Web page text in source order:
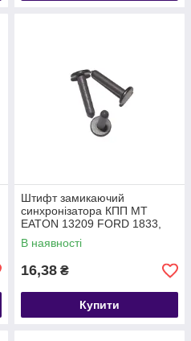
Штифт замикаючий
синхронізатора КПП МТ
EATON 13209 FORD 1833,
2533, 2633 T268512
GC467116CA
В наявності
16,38 ₴
Купити